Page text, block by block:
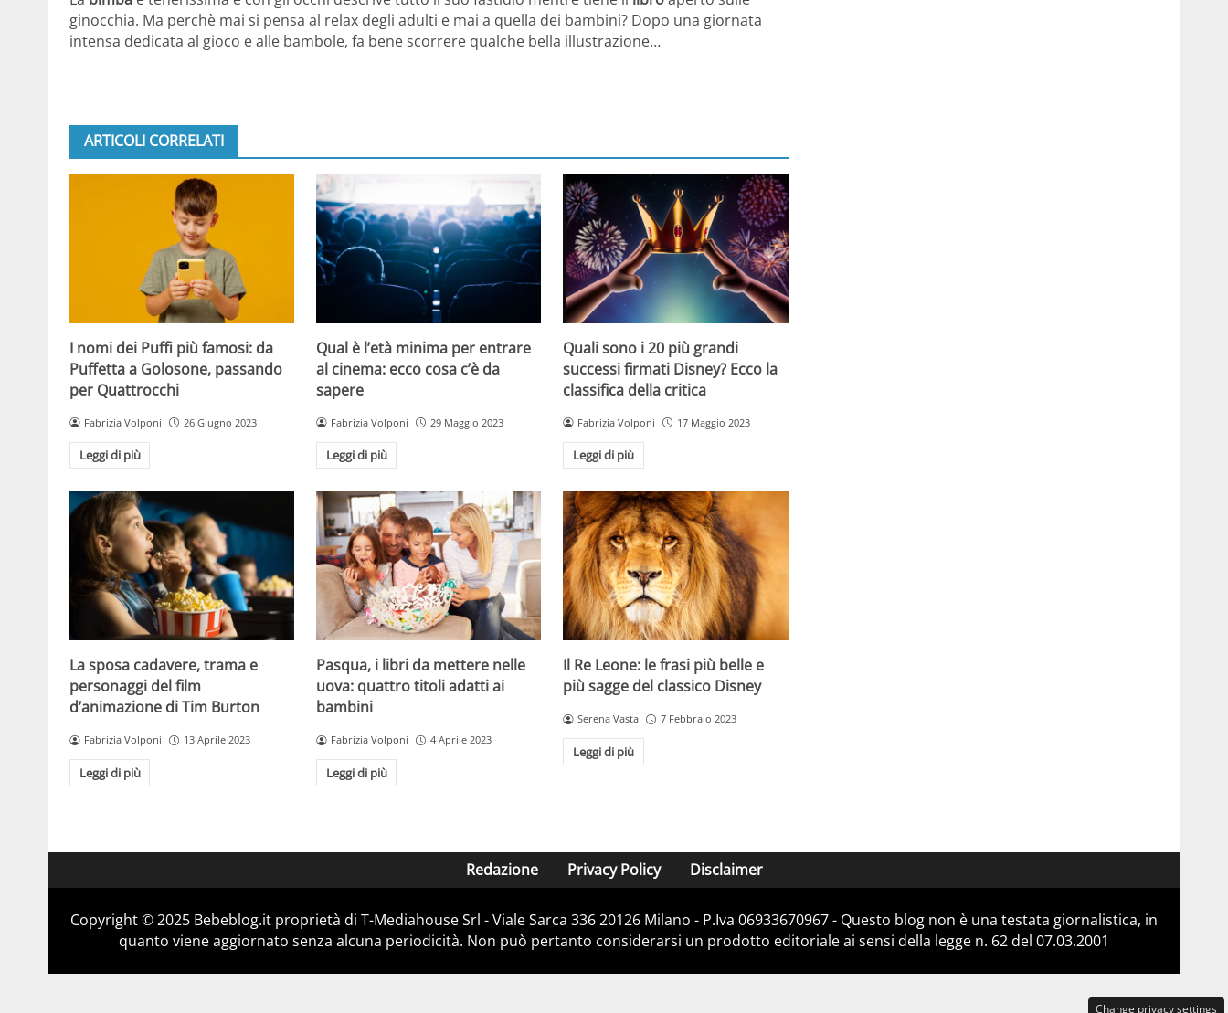
ginocchia. Ma perchè mai si pensa al relax degli adulti e mai a quella dei bambini? Dopo una giornata
intensa dedicata al gioco e alle bambole, fa bene scorrere qualche bella illustrazione…
ARTICOLI CORRELATI
I nomi dei Puffi più famosi: da
Puffetta a Golosone, passando
per Quattrocchi
Fabrizia Volponi 26 Giugno 2023
Leggi di più
Qual è l’età minima per entrare
al cinema: ecco cosa c’è da
sapere
Fabrizia Volponi 29 Maggio 2023
Leggi di più
Quali sono i 20 più grandi
successi firmati Disney? Ecco la
classifica della critica
Fabrizia Volponi 17 Maggio 2023
Leggi di più
La sposa cadavere, trama e
personaggi del film
d’animazione di Tim Burton
Fabrizia Volponi 13 Aprile 2023
Leggi di più
Pasqua, i libri da mettere nelle
uova: quattro titoli adatti ai
bambini
Fabrizia Volponi 4 Aprile 2023
Leggi di più
Il Re Leone: le frasi più belle e
più sagge del classico Disney
Serena Vasta 7 Febbraio 2023
Leggi di più
Redazione Privacy Policy Disclaimer
Copyright © 2025 Bebeblog.it proprietà di T-Mediahouse Srl - Viale Sarca 336 20126 Milano - P.Iva 06933670967 - Questo blog non è una testata giornalistica, in
quanto viene aggiornato senza alcuna periodicità. Non può pertanto considerarsi un prodotto editoriale ai sensi della legge n. 62 del 07.03.2001
Change privacy settings